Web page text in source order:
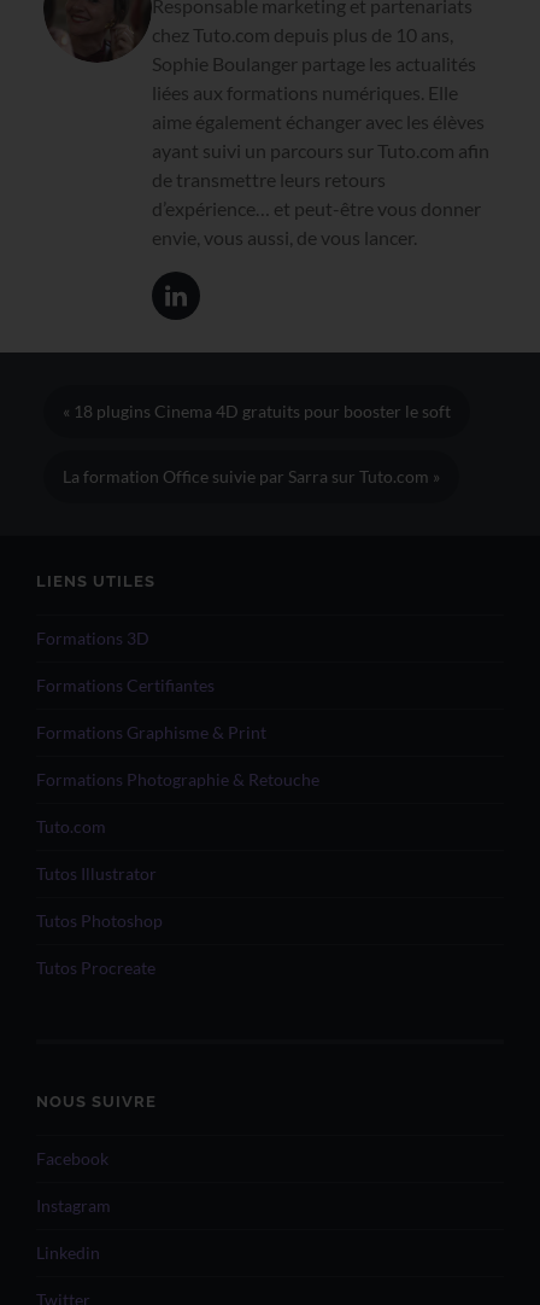
Responsable marketing et partenariats
chez Tuto.com depuis plus de 10 ans,
Sophie Boulanger partage les actualités
liées aux formations numériques. Elle
aime également échanger avec les élèves
ayant suivi un parcours sur Tuto.com afin
de transmettre leurs retours
d’expérience… et peut-être vous donner
envie, vous aussi, de vous lancer.
« 18 plugins Cinema 4D gratuits pour booster le soft
La formation Office suivie par Sarra sur Tuto.com »
LIENS UTILES
Formations 3D
Formations Certifiantes
Formations Graphisme & Print
Formations Photographie & Retouche
Tuto.com
Tutos Illustrator
Tutos Photoshop
Tutos Procreate
NOUS SUIVRE
Facebook
Instagram
Linkedin
Twitter